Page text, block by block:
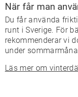
När får man
Du får använda
runt i Sverige. För
rekommenderar vi
under
Läs mer om